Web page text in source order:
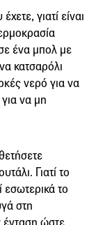
γιατί είναι
ένα μπολ με
κατσαρόλι
νερό για να
να μη
Γιατί το
το
στη